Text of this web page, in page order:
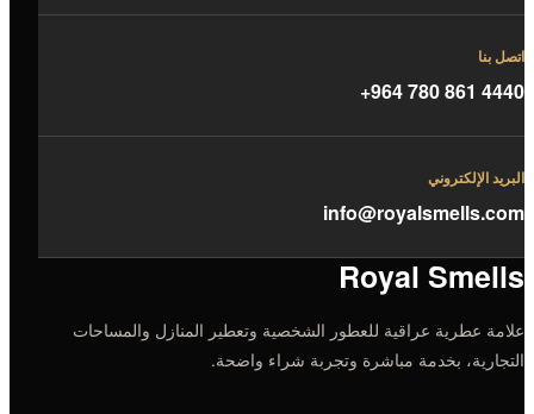
اتصل بنا
+964 780 861 4440
البريد الإلكتروني
info@royalsmells.com
Royal Smells
علامة عطرية عراقية للعطور الشخصية وتعطير المنازل والمساحات
التجارية، بخدمة مباشرة وتجربة شراء واضحة.